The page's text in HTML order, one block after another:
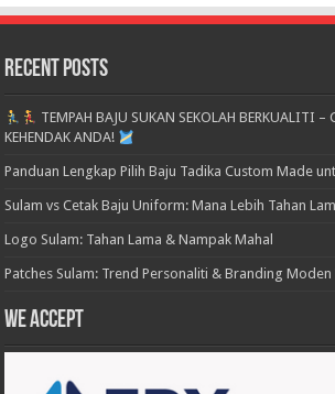
Recent Posts
TEMPAH BAJU SUKAN SEKOLAH BERKUALITI
KEHENDAK ANDA!
Panduan Lengkap Pilih Baju Tadika Custom Made
Sulam vs Cetak Baju Uniform: Mana Lebih Tahan
Logo Sulam: Tahan Lama & Nampak Mahal
Patches Sulam: Trend Personaliti & Branding
We accept